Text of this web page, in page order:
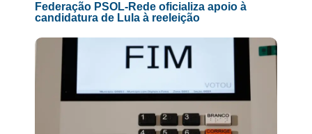
Federação PSOL-Rede oficializa apoio à
candidatura de Lula à reeleição